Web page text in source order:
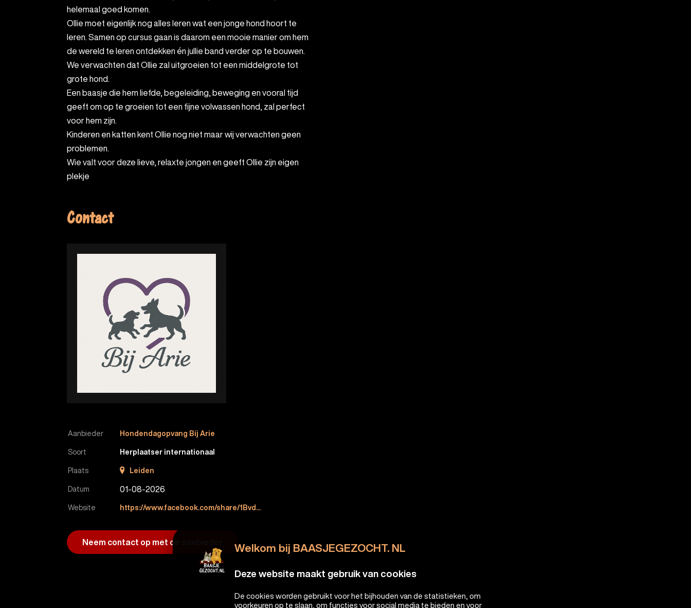
Welkom bij BAASJEGEZOCHT. NL
Deze website maakt gebruik van cookies
De cookies worden gebruikt voor het bijhouden van de statistieken, om
voorkeuren op te slaan, om functies voor social media te bieden en voor
helemaal goed komen.
Ollie moet eigenlijk nog alles leren wat een jonge hond hoort te
leren. Samen op cursus gaan is daarom een mooie manier om hem
de wereld te leren ontdekken én jullie band verder op te bouwen.
We verwachten dat Ollie zal uitgroeien tot een middelgrote tot
grote hond.
Een baasje die hem liefde, begeleiding, beweging en vooral tijd
geeft om op te groeien tot een fijne volwassen hond, zal perfect
voor hem zijn.
Kinderen en katten kent Ollie nog niet maar wij verwachten geen
problemen.
Wie valt voor deze lieve, relaxte jongen en geeft Ollie zijn eigen
plekje
Contact
Aanbieder Hondendagopvang Bij Arie
Soort Herplaatser internationaal
Plaats Leiden
Datum 01-08-2026
Website https://www.facebook.com/share/1Bvd...
Neem contact op met de aanbieder